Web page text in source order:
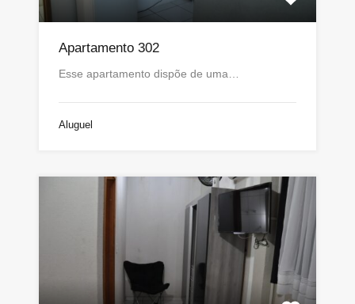
Apartamento 302
Esse apartamento dispõe de uma…
Aluguel